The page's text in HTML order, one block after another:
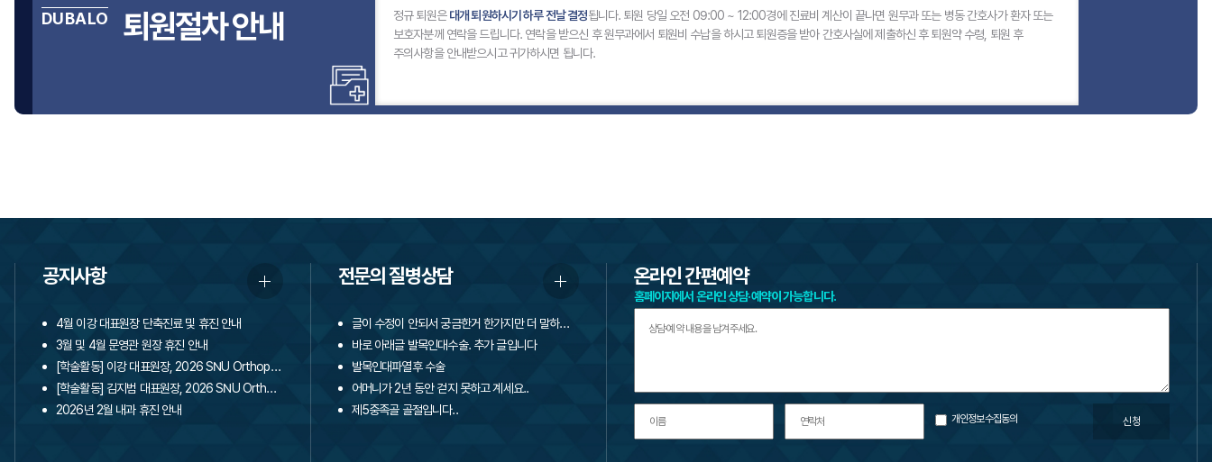
DUBALO 퇴원절차 안내 정규 퇴원은대개 퇴원하시기 하루 전날 결정됩니다. 퇴원 당일 오전 09:00 ~ 12:00경에 진료비 계산이 끝나면 원무과 또는 병동 간호사가 환자 또는
보호자분께 연락을 드립니다. 연락을 받으신 후 원무과에서 퇴원비 수납을 하시고 퇴원증을 받아 간호사실에 제출하신 후 퇴원약 수령, 퇴원 후
주의사항을 안내받으시고 귀가하시면 됩니다.
공지사항
4월 이강 대표원장 단축진료 및 휴진 안내
3월 및 4월 문영관 원장 휴진 안내
[학술활동] 이강 대표원장, 2026 SNU Orthopaedic Update 학회 초청 강연 및 발표
[학술활동] 김지범 대표원장, 2026 SNU Orthopaedic Update 학회 초청 강연 및 발표
2026년 2월 내과 휴진 안내
전문의 질병상담
글이 수정이 안되서 궁금한거 한가지만 더 말하겠습니다
바로 아래글 발목인대수술. 추가 글입니다
발목인대파열후 수술
어머니가 2년 동안 걷지 못하고 계세요..
제5중족골 골절입니다..
온라인 간편예약
홈페이지에서 온라인 상담·예약이 가능합니다.
개인정보수집동의